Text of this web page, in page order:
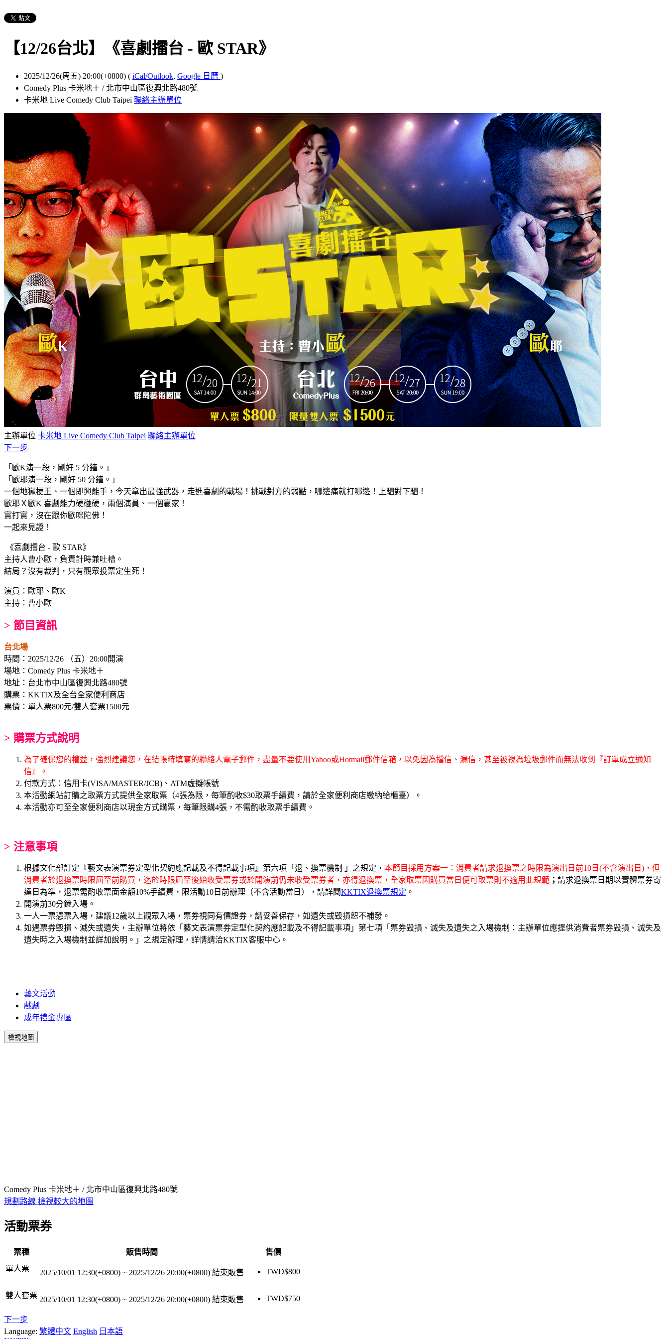
【12/26台北】《喜劇擂台 - 歐 STAR》
2025/12/26(周五) 20:00(+0800) ( iCal/Outlook, Google 日曆 )
Comedy Plus 卡米地＋ / 北市中山區復興北路480號
卡米地 Live Comedy Club Taipei 聯絡主辦單位
主辦單位 卡米地 Live Comedy Club Taipei 聯絡主辦單位
下一步
「歐K演一段，剛好 5 分鐘。」
「歐耶演一段，剛好 50 分鐘。」
一個地獄梗王、一個即興能手，今天拿出最強武器，走進喜劇的戰場！挑戰對方的弱點，哪邊痛就打哪邊！上駟對下駟！
歐耶Ｘ歐K 喜劇能力硬碰硬，兩個演員、一個贏家！
實打實，沒在跟你歐咪陀佛！
一起來見證！
《喜劇擂台 - 歐 STAR》
主持人曹小歐，負責計時兼吐槽。
結局？沒有裁判，只有觀眾投票定生死！
演員：歐耶、歐K
主持：曹小歐
> 節目資訊
台北場
時間：2025/12/26 （五）20:00開演
場地：Comedy Plus 卡米地＋
地址：台北市中山區復興北路480號
購票：KKTIX及全台全家便利商店
票價：單人票800元/雙人套票1500元
> 購票方式說明
為了確保您的權益，強烈建議您，在結帳時填寫的聯絡人電子郵件，盡量不要使用Yahoo或Hotmail郵件信箱，以免因為擋信、漏信，甚至被視為垃圾郵件而無法收到『訂單成立通知
信』。
付款方式：信用卡(VISA/MASTER/JCB)、ATM虛擬帳號
本活動網站訂購之取票方式提供全家取票（4張為限，每筆酌收$30取票手續費，請於全家便利商店繳納給櫃臺）。
本活動亦可至全家便利商店以現金方式購票，每筆限購4張，不需酌收取票手續費。
> 注意事項
根據文化部訂定『藝文表演票券定型化契約應記載及不得記載事項』第六項「退、換票機制 」之規定， 本節目採用方案一：消費者請求退換票之時限為演出日前10日(不含演出日)，但
消費者於退換票時限屆至前購買，迄於時限屆至後始收受票券或於開演前仍未收受票券者，亦得退換票，全家取票因購買當日便可取票則不適用此規範 ； 請求退換票日期以實體票券寄
達日為準，退票需酌收票面金額10%手續費，限活動10日前辦理（不含活動當日），請詳閱KKTIX退換票規定 。
開演前30分鐘入場。
一人一票憑票入場，建議12歲以上觀眾入場，票券視同有價證券，請妥善保存，如遺失或毀損恕不補發。
如遇票券毀損、滅失或遺失，主辦單位將依「藝文表演票券定型化契約應記載及不得記載事項」第七項「票券毀損、滅失及遺失之入場機制：主辦單位應提供消費者票券毀損、滅失及
遺失時之入場機制並詳加說明。」之規定辦理，詳情請洽KKTIX客服中心。
藝文活動
戲劇
成年禮金專區
檢視地圖
Comedy Plus 卡米地＋ / 北市中山區復興北路480號
規劃路線 檢視較大的地圖
活動票券
票種 販售時間
售價
單人票
2025/10/01 12:30(+0800) ~ 2025/12/26 20:00(+0800) 結束販售 TWD$800
雙人套票 2025/10/01 12:30(+0800) ~ 2025/12/26 20:00(+0800) 結束販售 TWD$750
下一步
Language: 繁體中文 English 日本語